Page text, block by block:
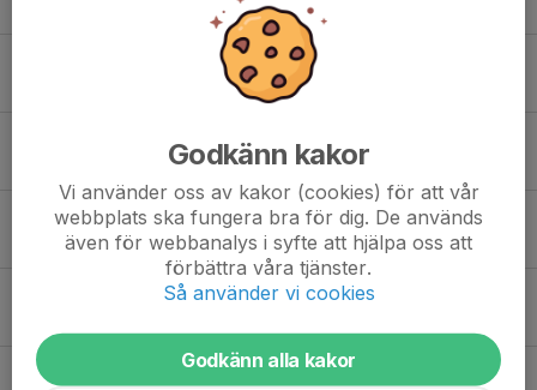
0
Ändrade parkeringsregler vid Ishallen/Stavan
Handbollsläger påsklov Tyresö
17 feb, 22:06 0
***årsmöte Handbollssektionen 17/2***
22 jan, 19:34 0
ÄNTLIGEN DAGS FÖR JULGRANAR!
Vinterläger Tyresö inbjudan
Godkänn kakor
Vi använder oss av kakor (cookies) för att vår
webbplats ska fungera bra för dig. De används
även för webbanalys i syfte att hjälpa oss att
förbättra våra tjänster.
Så använder vi cookies
Godkänn alla kakor